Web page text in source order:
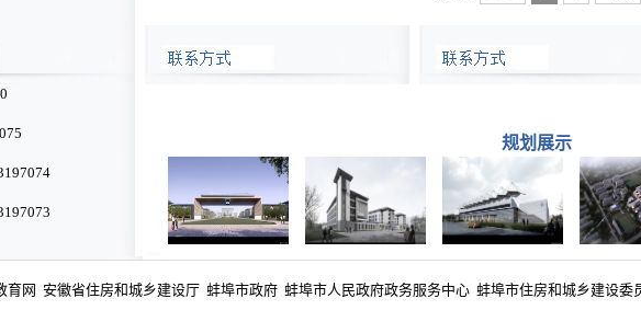
规划展示
育网 安徽省住房和城乡建设厅 蚌埠市政府 蚌埠市人民政府政务服务中心 蚌埠市住房和城乡建设委